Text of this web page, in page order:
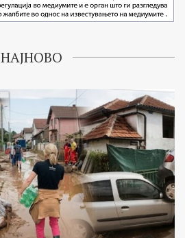
НАЈНОВО